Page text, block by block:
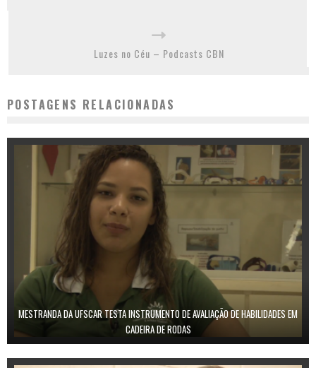
Luzes no Céu – Podcasts CBN
POSTAGENS RELACIONADAS
MESTRANDA DA UFSCAR TESTA INSTRUMENTO DE AVALIAÇÃO DE HABILIDADES EM
CADEIRA DE RODAS